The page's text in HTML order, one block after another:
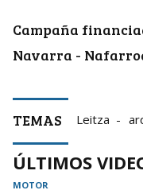
Campaña
Navarra -
TEMAS Leitza
Navarra
ÚLTIMOS
MOTOR